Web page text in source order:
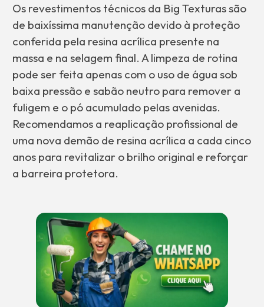
Os revestimentos técnicos da Big Texturas são
de baixíssima manutenção devido à proteção
conferida pela resina acrílica presente na
massa e na selagem final. A limpeza de rotina
pode ser feita apenas com o uso de água sob
baixa pressão e sabão neutro para remover a
fuligem e o pó acumulado pelas avenidas.
Recomendamos a reaplicação profissional de
uma nova demão de resina acrílica a cada cinco
anos para revitalizar o brilho original e reforçar
a barreira protetora.